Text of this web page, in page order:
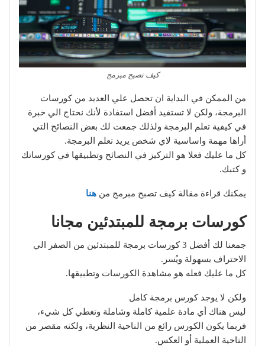
كيف تصبح مبرمج
من الممكن في البداية ان تحصل علي العديد من كورسات
البرمجة، ولكن لا تستفيد أفضل استفادة لأنك نحتاج الي خبرة
في كيفية تعلم البرمجة ولذلك جمعت لك بعض النصائح التي
أراها مهمة واساسية لاي شخص يريد تعلم البرمجة.
كل ما عليك فعلا هو التركيز في النصائح وتطبيقها في كورساتك
و كتبك.
يمكنك قراءة مقالة كيف تصبح مبرمج من هنا
كورسات برمجة للمبتدئين مجانا
جمعنا لك أفضل 3 كورسات برمجة للمبتدئين من الصفر الي
الاحتراف بسهولة ويُسر.
كل ما عليك فعله هو مشاهدة الكورسات وتطبيقها.
ولكن لا يوجد كورس برمجة كامل
ليس هناك أي مادة علمية كاملة وشاملة وتغطي كل شيء،
فربما يكون الكورس رائع من الناحية النظرية، ولكنه مقصر من
الناحية العملية أو العكس.